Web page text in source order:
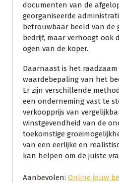
documenten van de
georganiseerde
betrouwbaar beeld van de
bedrijf, maar verhoogt ook
ogen van de koper.
Daarnaast is het raadzaam
waardebepaling van het
Er zijn verschillende
een onderneming vast te
verkoopprijs van
winstgevendheid van de
toekomstige
van een eerlijke en
kan helpen om de juiste
Aanbevolen: Online jouw